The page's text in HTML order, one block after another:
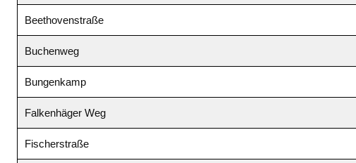
Beethovenstraße
Buchenweg
Bungenkamp
Falkenhäger Weg
Fischerstraße